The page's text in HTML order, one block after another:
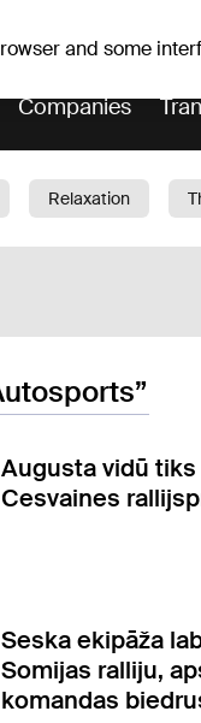
and some
Companies
Relaxation
Augusta vidū
Cesvaines
Seska ekipāža
Somijas ralliju,
komandas